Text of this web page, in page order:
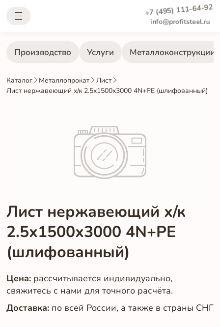
+7 (495) 111-64-92
info@profitsteel.ru
Производство Услуги Металлоконструкции
Каталог Металлопрокат
Лист
Лист нержавеющий х/к 2.5х1500х3000 4N+PE (шлифованный)
Лист нержавеющий х/к
2.5х1500х3000 4N+PE
(шлифованный)
Цена: рассчитывается индивидуально,
свяжитесь с нами для точного расчёта.
Доставка: по всей России, а также в страны СНГ